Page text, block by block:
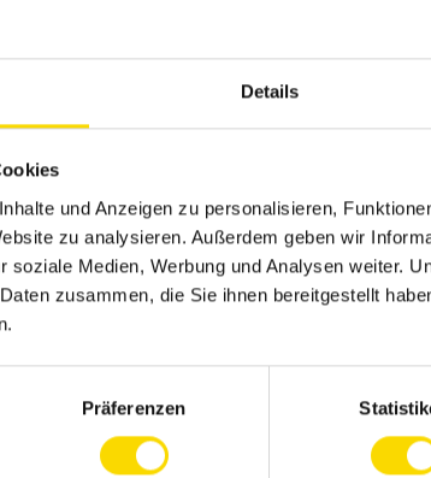
Details
und Anzeigen zu personalisieren,
zu analysieren. Außerdem geben wir
soziale Medien, Werbung und Analysen weiter.
zusammen, die Sie ihnen bereitgestellt
Präferenzen
der Ausbildungsdauer möglich)
oder stehst kurz davor?
das dir eine fundierte Ausbildung mit
weltmarktführenden